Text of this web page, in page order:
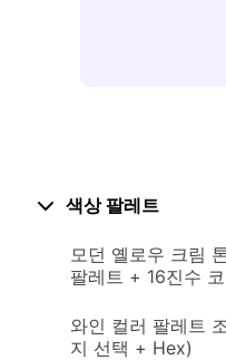
색상 팔레트
모던 옐로우 크림
팔레트 + 16진수
와인 컬러 팔레트
지 선택 + Hex)